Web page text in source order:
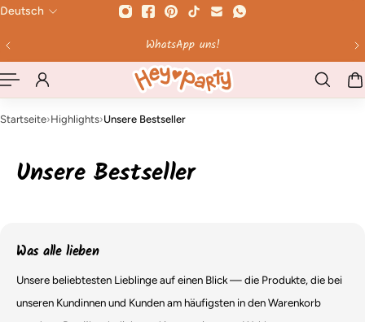
Bis 12 Uhr bestellt - werktags am selben Tag versendet!
Deutsch
Startseite›Highlights›Unsere Bestseller
Unsere Bestseller
Was alle lieben
Unsere beliebtesten Lieblinge auf einen Blick — die Produkte, die bei
unseren Kundinnen und Kunden am häufigsten in den Warenkorb